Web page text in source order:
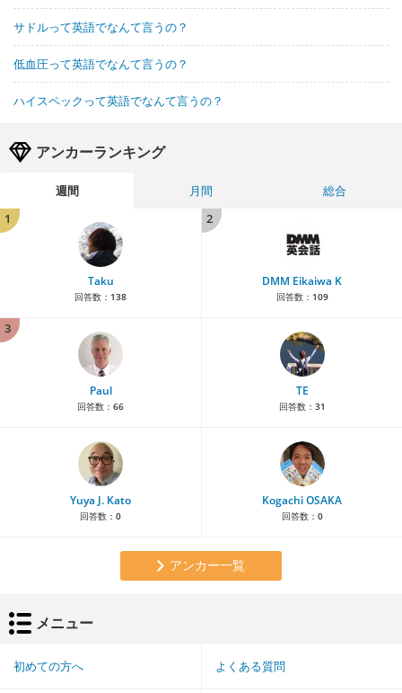
サドルって英語でなんて言うの？
低血圧って英語でなんて言うの？
ハイスペックって英語でなんて言うの？
アンカーランキング
週間 月間
総合
1
Taku
回答数： 138
2
DMM Eikaiwa K
回答数： 109
3
Paul
回答数： 66
TE
回答数： 31
Yuya J. Kato
回答数： 0
Kogachi OSAKA
回答数： 0
アンカー一覧
メニュー
初めての方へ よくある質問